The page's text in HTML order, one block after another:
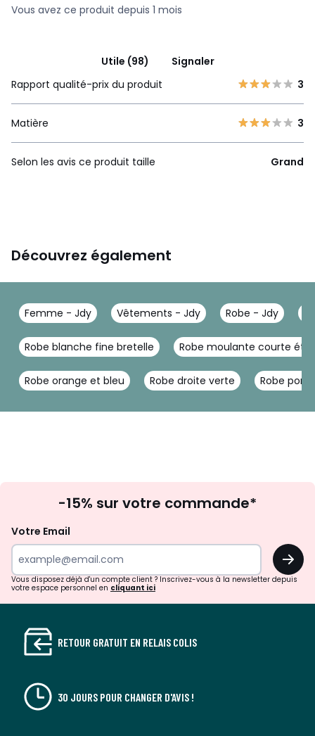
Vous avez ce produit depuis 1 mois
Utile (98)
Signaler
Rapport qualité-prix du produit
3
Matière 3
Selon les avis ce produit taille Grand
Découvrez également
Femme - Jdy Vêtements - Jdy Robe - Jdy
Robe blanche fine bretelle Robe moulante courte été
Robe orange et bleu Robe droite verte Robe
à
newsletter
-15% sur votre commande*
Votre Email
OK
Vous disposez déjà d'un compte client ? Inscrivez-vous à la newsletter depuis
votre espace personnel en cliquant ici
RETOUR GRATUIT EN RELAIS COLIS
30 JOURS POUR CHANGER D'AVIS !